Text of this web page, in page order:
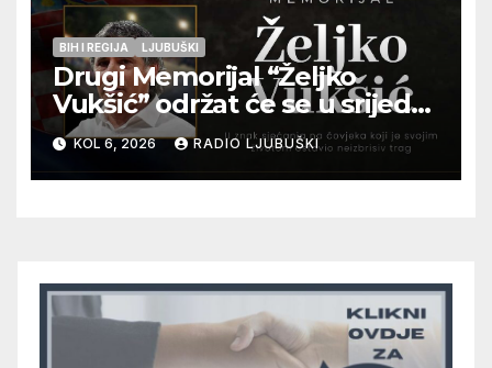
BIH I REGIJA LJUBUŠKI
Drugi Memorijal “Željko
Vukšić” održat će se u srijedu
12. kolovoza u Otoku
KOL 6, 2026 RADIO LJUBUŠKI